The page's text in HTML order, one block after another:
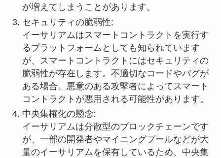
が増えてしまうことがあります。
セキュリティの脆弱性:
イーサリアムはスマートコントラクトを実行す
るプラットフォームとしても知られています
が、スマートコントラクトにはセキュリティの
脆弱性が存在します。不適切なコードやバグが
ある場合、悪意のある攻撃者によってスマート
コントラクトが悪用される可能性があります。
中央集権化の懸念:
イーサリアムは分散型のブロックチェーンです
が、一部の開発者やマイニングプールなどが大
量のイーサリアムを保有しているため、中央集